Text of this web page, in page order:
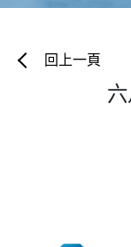
回上一頁